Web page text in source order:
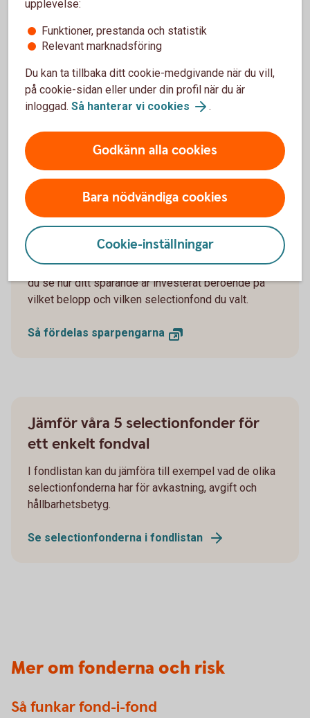
Köp Selection 100
Diagrammen visar fondernas normala fördelning.
En selectionfond är det enda du
behöver
Vad innehåller en selectionfond?
Selectionfonderna investerar i andra fonder. Här kan
du se hur ditt sparande är investerat beroende på
vilket belopp och vilken selectionfond du valt.
Så fördelas sparpengarna
Jämför våra 5 selectionfonder för
ett enkelt fondval
I fondlistan kan du jämföra till exempel vad de olika
selectionfonderna har för avkastning, avgift och
hållbarhetsbetyg.
Se selectionfonderna i fondlistan
Mer om fonderna och risk
Så funkar fond-i-fond
upplevelse:
Funktioner, prestanda och statistik
Relevant marknadsföring
Du kan ta tillbaka ditt cookie-medgivande när du vill,
på cookie-sidan eller under din profil när du är
inloggad. Så hanterar vi cookies .
Godkänn alla cookies
Bara nödvändiga cookies
Cookie-inställningar